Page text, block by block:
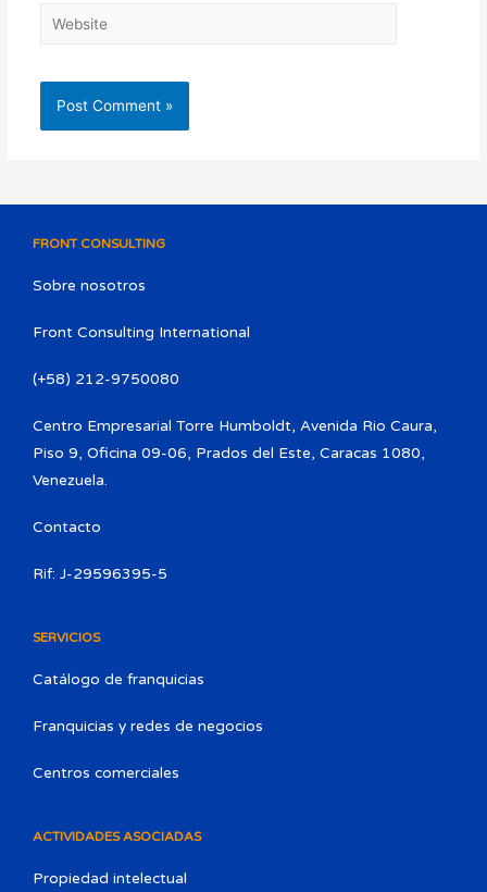
FRONT CONSULTING
Sobre nosotros
Front Consulting International
(+58) 212-9750080​
Centro Empresarial Torre Humboldt, Avenida Rio Caura,
Piso 9, Oficina 09-06, Prados del Este, Caracas 1080,
Venezuela.
Contacto
Rif: J-29596395-5
SERVICIOS
Catálogo de franquicias
Franquicias y redes de negocios
Centros comerciales
ACTIVIDADES ASOCIADAS
Propiedad intelectual